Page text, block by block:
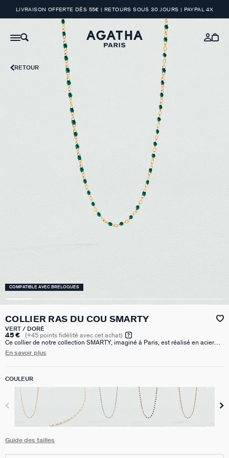
LIVRAISON OFFERTE DÈS 55€ | RETOURS SOUS 30 JOURS | PAYPAL 4X
RETOUR
COMPATIBLE AVEC BRELOQUES
COLLIER RAS DU COU SMARTY
VERT / DORÉ
45 € (+45 points fidélité avec cet achat)
Ce collier de notre collection SMARTY, imaginé à Paris, est réalisé en acier
inoxydable doré à l’or fin avec de petites billes d’émail coloré. Il est disponible
bijou mesure 375 mm auquel s’ajoute une rallonge de 50 mm
En savoir plus
COULEUR
Guide des tailles